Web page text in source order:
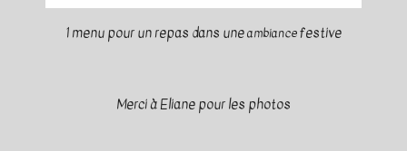
1 menu pour un repas dans uneambiancefestive
Merci à Eliane pour les photos